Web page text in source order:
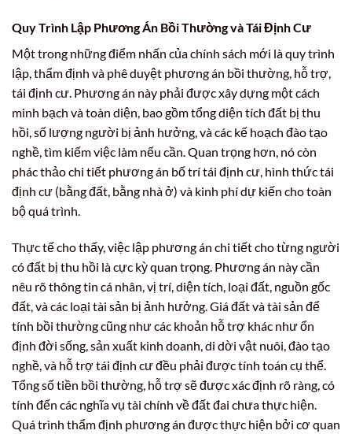
Quy Trình Lập Phương Án Bồi Thường và Tái Định Cư
Một trong những điểm nhấn của chính sách mới là quy trình
lập, thẩm định và phê duyệt phương án bồi thường, hỗ trợ,
tái định cư. Phương án này phải được xây dựng một cách
minh bạch và toàn diện, bao gồm tổng diện tích đất bị thu
hồi, số lượng người bị ảnh hưởng, và các kế hoạch đào tạo
nghề, tìm kiếm việc làm nếu cần. Quan trọng hơn, nó còn
phác thảo chi tiết phương án bố trí tái định cư, hình thức tái
định cư (bằng đất, bằng nhà ở) và kinh phí dự kiến cho toàn
bộ quá trình.
Thực tế cho thấy, việc lập phương án chi tiết cho từng người
có đất bị thu hồi là cực kỳ quan trọng. Phương án này cần
nêu rõ thông tin cá nhân, vị trí, diện tích, loại đất, nguồn gốc
đất, và các loại tài sản bị ảnh hưởng. Giá đất và tài sản để
tính bồi thường cũng như các khoản hỗ trợ khác như ổn
định đời sống, sản xuất kinh doanh, di dời vật nuôi, đào tạo
nghề, và hỗ trợ tái định cư đều phải được tính toán cụ thể.
Tổng số tiền bồi thường, hỗ trợ sẽ được xác định rõ ràng, có
tính đến các nghĩa vụ tài chính về đất đai chưa thực hiện.
Quá trình thẩm định phương án được thực hiện bởi cơ quan